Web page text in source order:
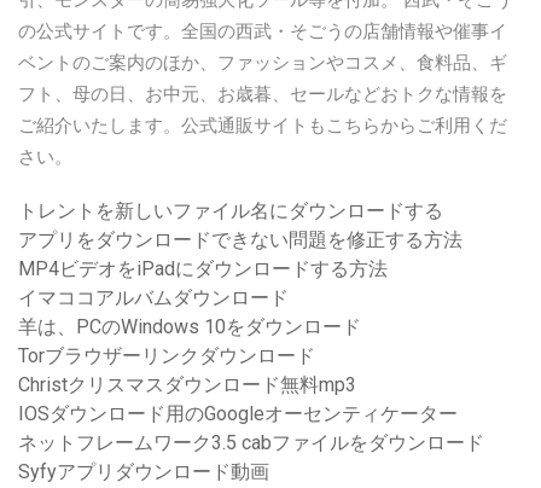
の公式サイトです。全国の西武・そごうの店舗情報や催事イ
ベントのご案内のほか、ファッションやコスメ、食料品、ギ
フト、母の日、お中元、お歳暮、セールなどおトクな情報を
ご紹介いたします。公式通販サイトもこちらからご利用くだ
さい。
トレントを新しいファイル名にダウンロードする
アプリをダウンロードできない問題を修正する方法
MP4ビデオをiPadにダウンロードする方法
イマココアルバムダウンロード
羊は、PCのWindows 10をダウンロード
Torブラウザーリンクダウンロード
Christクリスマスダウンロード無料mp3
IOSダウンロード用のGoogleオーセンティケーター
ネットフレームワーク3.5 cabファイルをダウンロード
Syfyアプリダウンロード動画